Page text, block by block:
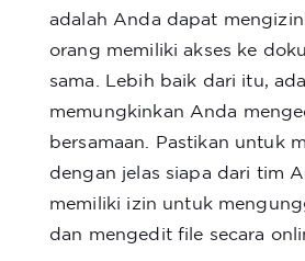
adalah Anda dapat
orang memiliki akses ke
sama. Lebih baik dari itu,
memungkinkan Anda
bersamaan. Pastikan untuk
dengan jelas siapa dari tim
memiliki izin untuk
dan mengedit file secara